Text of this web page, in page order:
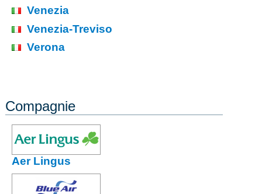
Venezia
Venezia-Treviso
Verona
Compagnie
Aer Lingus